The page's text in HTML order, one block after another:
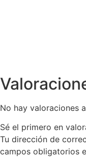
No hay valoraciones
Sé el primero en
Tu dirección de
campos obligatorios